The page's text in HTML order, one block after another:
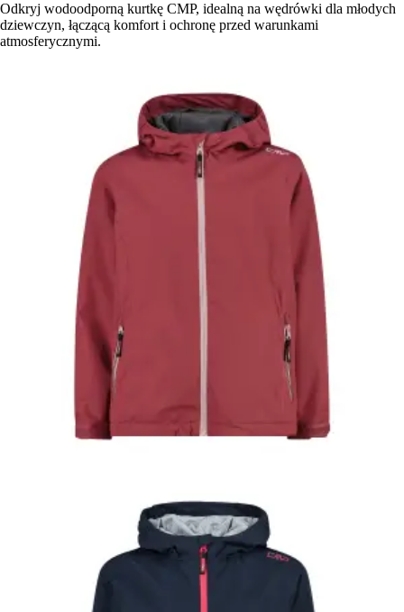
Odkryj wodoodporną kurtkę CMP, idealną na wędrówki dla młodych
dziewczyn, łączącą komfort i ochronę przed warunkami
atmosferycznymi.